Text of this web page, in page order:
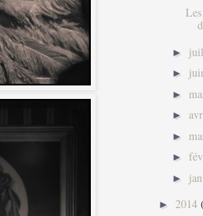
►
►
►
►
►
►
►
► 2014